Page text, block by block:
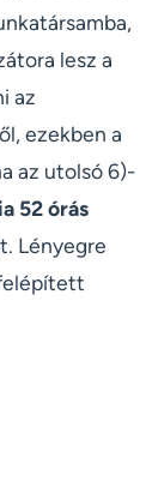
lesz a
az
ezekben a
az utolsó 6)-
52 órás
Lényegre